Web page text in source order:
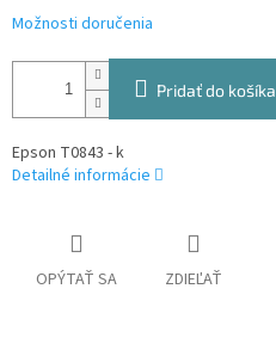
Možnosti doručenia
Pridať do košíka
Epson T0843 - k
Detailné informácie
OPÝTAŤ SA ZDIEĽAŤ